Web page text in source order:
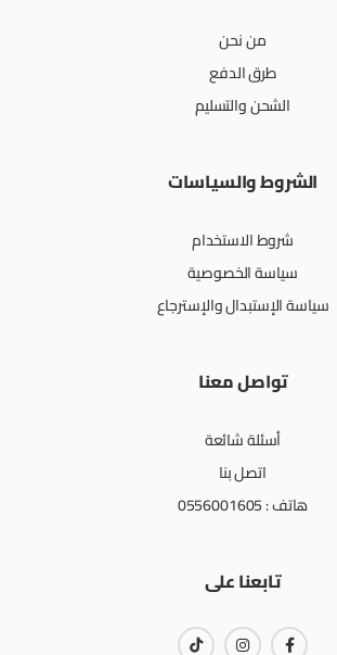
من نحن
طرق الدفع
الشحن والتسليم
الشروط والسياسات
شروط الاستخدام
سياسة الخصوصية
سياسة الإستبدال والإسترجاع
تواصل معنا
أسئلة شائعة
اتصل بنا
هاتف : 0556001605
تابعنا على